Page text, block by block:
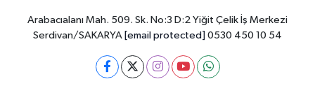
Arabacıalanı Mah. 509. Sk. No:3 D:2 Yiğit Çelik İş Merkezi
Serdivan/SAKARYA [email protected] 0530 450 10 54